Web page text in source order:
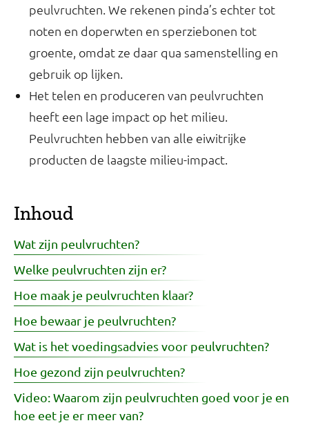
peulvruchten. We rekenen pinda’s echter tot
noten en doperwten en sperziebonen tot
groente, omdat ze daar qua samenstelling en
gebruik op lijken.
Het telen en produceren van peulvruchten
heeft een lage impact op het milieu.
Peulvruchten hebben van alle eiwitrijke
producten de laagste milieu-impact.
Inhoud
Wat zijn peulvruchten?
Welke peulvruchten zijn er?
Hoe maak je peulvruchten klaar?
Hoe bewaar je peulvruchten?
Wat is het voedingsadvies voor peulvruchten?
Hoe gezond zijn peulvruchten?
Video: Waarom zijn peulvruchten goed voor je en
hoe eet je er meer van?